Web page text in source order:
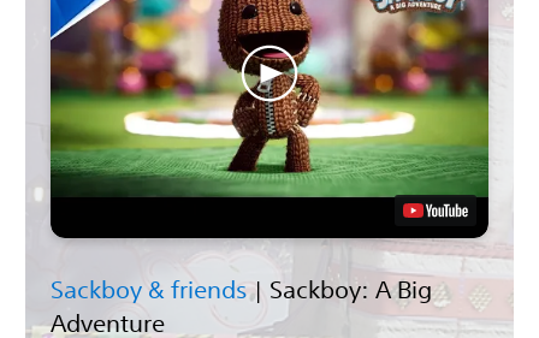
Sackboy & friends| Sackboy: A Big
Adventure